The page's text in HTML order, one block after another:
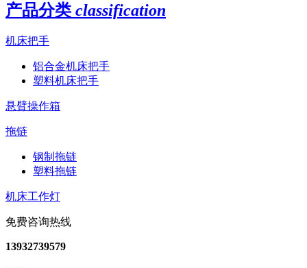
产品分类 classification
机床把手
铝合金机床把手
塑料机床把手
悬臂操作箱
拖链
钢制拖链
塑料拖链
机床工作灯
免费咨询热线
13932739579